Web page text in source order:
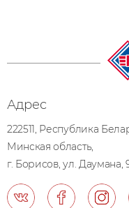
Адрес
222511, Республика
Минская область,
г. Борисов, ул. Даумана,